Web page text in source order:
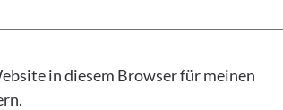
in diesem Browser für meinen